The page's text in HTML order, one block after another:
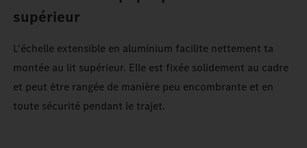
supérieur
L'échelle extensible en aluminium facilite nettement ta
montée au lit supérieur. Elle est fixée solidement au cadre
et peut être rangée de manière peu encombrante et en
toute sécurité pendant le trajet.